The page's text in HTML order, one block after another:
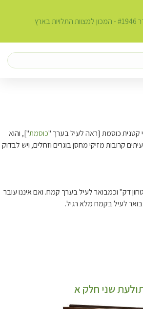
קטנית כוסמת [ראה לעיל בערך "כוסמת"], והוא
קרובות מזיקי מחסן בוגרים וזחלים, ויש לבדוק
דק" וכמבואר לעיל בערך קמח. ואם איננו עובר
לעיל בקמח מלא רגיל.
שני חלק א